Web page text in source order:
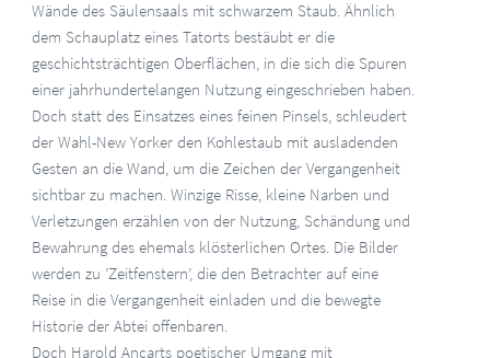
Wände des Säulensaals mit schwarzem Staub. Ähnlich
dem Schauplatz eines Tatorts bestäubt er die
geschichtsträchtigen Oberflächen, in die sich die Spuren
einer jahrhundertelangen Nutzung eingeschrieben haben.
Doch statt des Einsatzes eines feinen Pinsels, schleudert
der Wahl-New Yorker den Kohlestaub mit ausladenden
Gesten an die Wand, um die Zeichen der Vergangenheit
sichtbar zu machen. Winzige Risse, kleine Narben und
Verletzungen erzählen von der Nutzung, Schändung und
Bewahrung des ehemals klösterlichen Ortes. Die Bilder
werden zu ’Zeitfenstern’, die den Betrachter auf eine
Reise in die Vergangenheit einladen und die bewegte
Historie der Abtei offenbaren.
Doch Harold Ancarts poetischer Umgang mit